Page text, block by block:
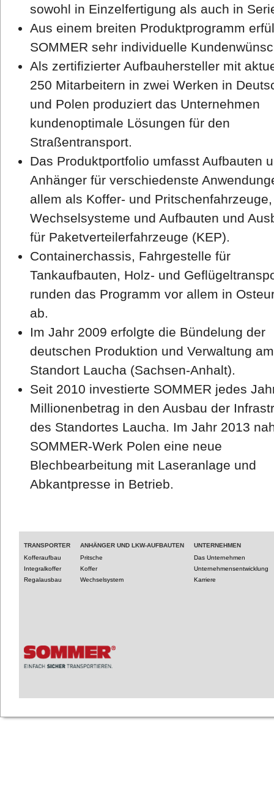
sowohl in Einzelfertigung als auch in
Aus einem breiten Produktprogramm
SOMMER sehr individuelle
Als zertifizierter Aufbauhersteller mit
250 Mitarbeitern in zwei Werken in
und Polen produziert das Unternehmen
kundenoptimale Lösungen für den
Straßentransport.
Das Produktportfolio umfasst Aufbauten
Anhänger für verschiedenste
allem als Koffer- und
Wechselsysteme und Aufbauten und
für Paketverteilerfahrzeuge (KEP).
Containerchassis, Fahrgestelle für
Tankaufbauten, Holz- und
runden das Programm vor allem in
ab.
Im Jahr 2009 erfolgte die Bündelung der
deutschen Produktion und Verwaltung am
Standort Laucha (Sachsen-Anhalt).
Seit 2010 investierte SOMMER jedes
Millionenbetrag in den Ausbau der
des Standortes Laucha. Im Jahr 2013
SOMMER-Werk Polen eine neue
Blechbearbeitung mit Laseranlage und
Abkantpresse in Betrieb.
TRANSPORTER
Kofferaufbau
Integralkoffer
Regalausbau
ANHÄNGER UND LKW-AUFBAUTEN
Pritsche
Koffer
Wechselsystem
UNTERNEHMEN
Das Unternehmen
Unternehmensentwicklung
Karriere